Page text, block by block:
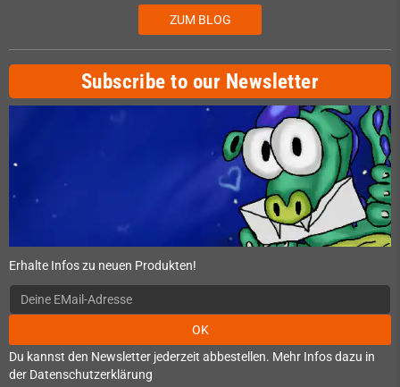
ZUM BLOG
Subscribe to our Newsletter
Erhalte Infos zu neuen Produkten!
OK
Du kannst den Newsletter jederzeit abbestellen. Mehr Infos dazu in
der Datenschutzerklärung